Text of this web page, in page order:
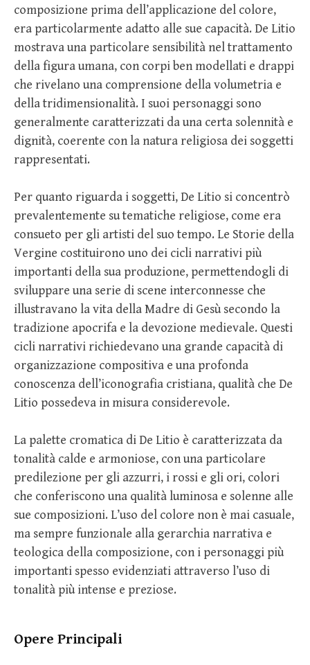
composizione prima dell’applicazione del colore,
era particolarmente adatto alle sue capacità. De Litio
mostrava una particolare sensibilità nel trattamento
della figura umana, con corpi ben modellati e drappi
che rivelano una comprensione della volumetria e
della tridimensionalità. I suoi personaggi sono
generalmente caratterizzati da una certa solennità e
dignità, coerente con la natura religiosa dei soggetti
rappresentati.
Per quanto riguarda i soggetti, De Litio si concentrò
prevalentemente su tematiche religiose, come era
consueto per gli artisti del suo tempo. Le Storie della
Vergine costituirono uno dei cicli narrativi più
importanti della sua produzione, permettendogli di
sviluppare una serie di scene interconnesse che
illustravano la vita della Madre di Gesù secondo la
tradizione apocrifa e la devozione medievale. Questi
cicli narrativi richiedevano una grande capacità di
organizzazione compositiva e una profonda
conoscenza dell’iconografia cristiana, qualità che De
Litio possedeva in misura considerevole.
La palette cromatica di De Litio è caratterizzata da
tonalità calde e armoniose, con una particolare
predilezione per gli azzurri, i rossi e gli ori, colori
che conferiscono una qualità luminosa e solenne alle
sue composizioni. L’uso del colore non è mai casuale,
ma sempre funzionale alla gerarchia narrativa e
teologica della composizione, con i personaggi più
importanti spesso evidenziati attraverso l’uso di
tonalità più intense e preziose.
Opere Principali